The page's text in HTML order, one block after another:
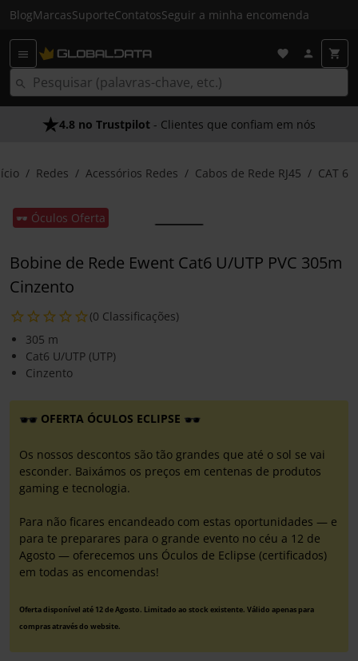
BlogMarcasSuporteContatosSeguir a minha encomenda
4.8 no Trustpilot - Clientes que confiam em nós
Redes Acessórios Redes Cabos de Rede RJ45 CAT 6
🕶️ Óculos Oferta
Bobine de Rede Ewent Cat6 U/UTP PVC 305m
Cinzento
(0 Classificações)
305 m
Cat6 U/UTP (UTP)
Cinzento
OFERTA ÓCULOS ECLIPSE
Os nossos descontos são tão grandes que até o sol se vai
esconder. Baixámos os preços em centenas de produtos
gaming e tecnologia.
Para não ficares encandeado com estas oportunidades — e
para te preparares para o grande evento no céu a 12 de
Agosto — oferecemos uns Óculos de Eclipse (certificados)
em todas as encomendas!
Oferta disponível até 12 de Agosto. Limitado ao stock existente. Válido apenas para
compras através do website.